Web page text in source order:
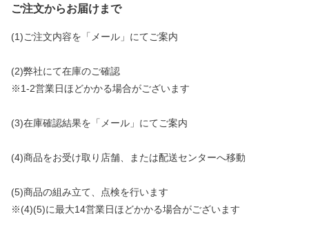
ご注文からお届けまで
(1)ご注文内容を「メール」にてご案内
(2)弊社にて在庫のご確認
※1-2営業日ほどかかる場合がございます
(3)在庫確認結果を「メール」にてご案内
(4)商品をお受け取り店舗、または配送センターへ移動
(5)商品の組み立て、点検を行います
※(4)(5)に最大14営業日ほどかかる場合がございます